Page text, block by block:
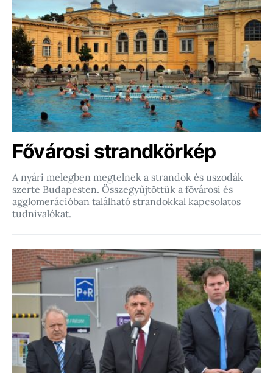
Fővárosi strandkörkép
A nyári melegben megtelnek a strandok és uszodák
szerte Budapesten. Összegyűjtöttük a fővárosi és
agglomerációban található strandokkal kapcsolatos
tudnivalókat.